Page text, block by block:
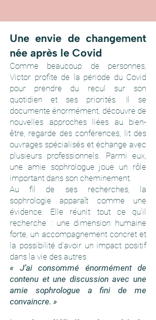
Une envie de changement
née après le Covid
Comme beaucoup de personnes,
Victor profite de la période du Covid
pour prendre du recul sur son
quotidien et ses priorités. Il se
documente énormément, découvre de
nouvelles approches liées au bien-
être, regarde des conférences, lit des
ouvrages spécialisés et échange avec
plusieurs professionnels. Parmi eux,
une amie sophrologue joue un rôle
important dans son cheminement.
Au fil de ses recherches, la
sophrologie apparaît comme une
évidence. Elle réunit tout ce qu’il
recherche : une dimension humaine
forte, un accompagnement concret et
la possibilité d’avoir un impact positif
dans la vie des autres.
« J’ai consommé énormément de
contenu et une discussion avec une
amie sophrologue a fini de me
convaincre. »